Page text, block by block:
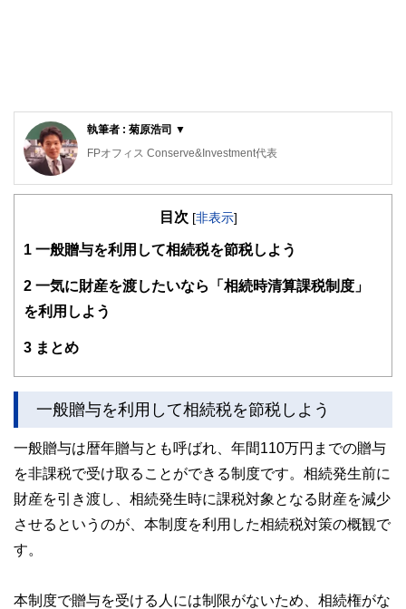
執筆者 : 菊原浩司 ▼
FPオフィス Conserve&Investment代表
2級ファイナンシャルプランニング技能士、管理業務主任
画）→ Do（実行）→ Check（評価）→ Act（改善）のPDCA
特に人生で最も高額な買い物である不動産と各種保険は人生
資金計画やリスク管理の乱れは最終的に老後貧困・老後破た
http://conserve-investment.livedoor.biz/
目次 [非表示]
1 一般贈与を利用して相続税を節税しよう
2 一気に財産を渡したいなら「相続時清算課税制度」
を利用しよう
3 まとめ
一般贈与を利用して相続税を節税しよう
一般贈与は暦年贈与とも呼ばれ、年間110万円までの贈与
を非課税で受け取ることができる制度です。相続発生前に
財産を引き渡し、相続発生時に課税対象となる財産を減少
させるというのが、本制度を利用した相続税対策の概観で
す。
本制度で贈与を受ける人には制限がないため、相続権がな